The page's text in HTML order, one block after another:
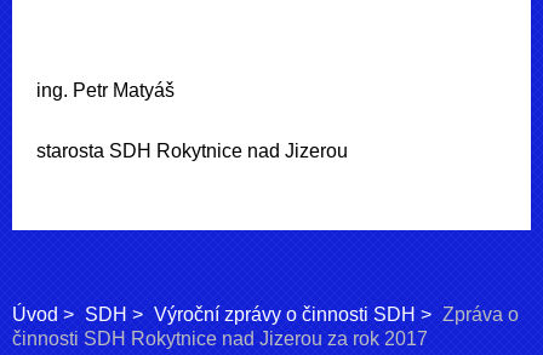
ing. Petr Matyáš
starosta SDH Rokytnice nad Jizerou
Úvod SDH Výroční zprávy o činnosti SDH
Zpráva o
činnosti SDH Rokytnice nad Jizerou za rok 2017